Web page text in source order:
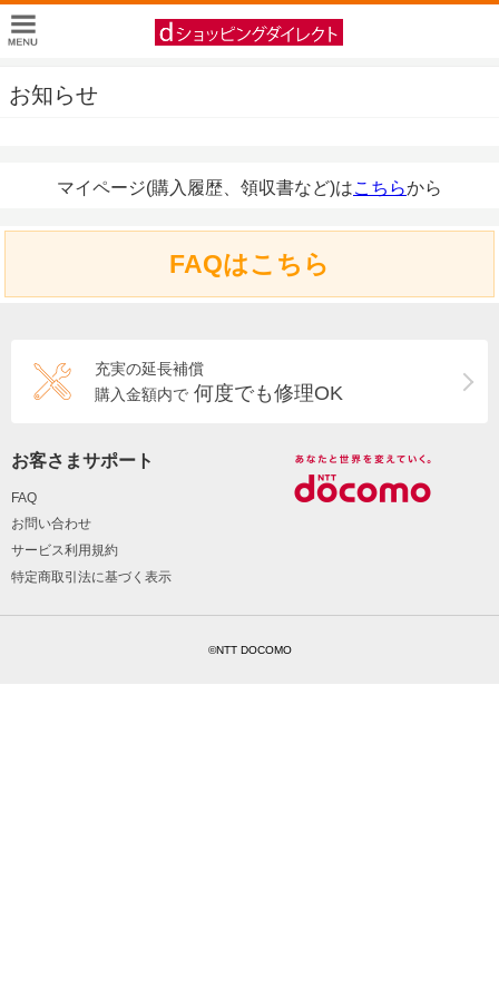
お知らせ
マイページ(購入履歴、領収書など)はこちらから
FAQはこちら
充実の延長補償
購入金額内で 何度でも修理OK
お客さまサポート
FAQ
お問い合わせ
サービス利用規約
特定商取引法に基づく表示
©NTT DOCOMO